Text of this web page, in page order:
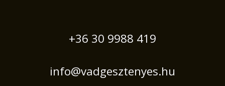
+36 30 9988 419
info@vadgesztenyes.hu